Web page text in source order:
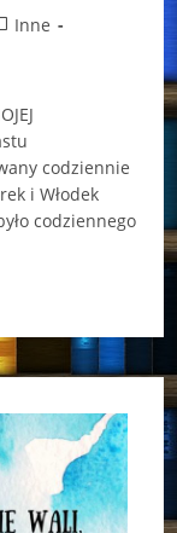
Inne
codziennie
i Włodek
codziennego